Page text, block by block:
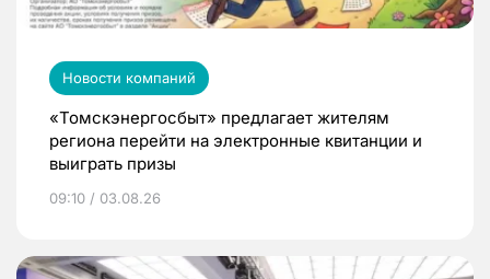
Новости компаний
«Томскэнергосбыт» предлагает жителям
региона перейти на электронные квитанции и
выиграть призы
09:10 / 03.08.26